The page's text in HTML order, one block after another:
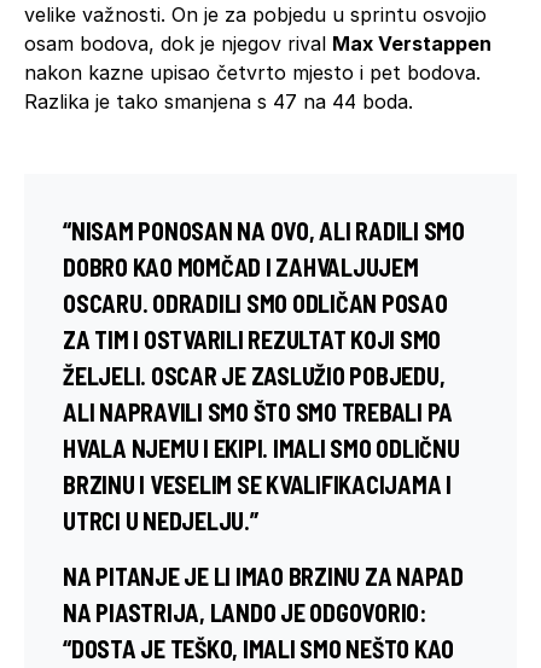
velike važnosti. On je za pobjedu u sprintu osvojio
osam bodova, dok je njegov rival Max Verstappen
nakon kazne upisao četvrto mjesto i pet bodova.
Razlika je tako smanjena s 47 na 44 boda.
“NISAM PONOSAN NA OVO, ALI RADILI SMO
DOBRO KAO MOMČAD I ZAHVALJUJEM
OSCARU. ODRADILI SMO ODLIČAN POSAO
ZA TIM I OSTVARILI REZULTAT KOJI SMO
ŽELJELI. OSCAR JE ZASLUŽIO POBJEDU,
ALI NAPRAVILI SMO ŠTO SMO TREBALI PA
HVALA NJEMU I EKIPI. IMALI SMO ODLIČNU
BRZINU I VESELIM SE KVALIFIKACIJAMA I
UTRCI U NEDJELJU.”
NA PITANJE JE LI IMAO BRZINU ZA NAPAD
NA PIASTRIJA, LANDO JE ODGOVORIO:
“DOSTA JE TEŠKO, IMALI SMO NEŠTO KAO